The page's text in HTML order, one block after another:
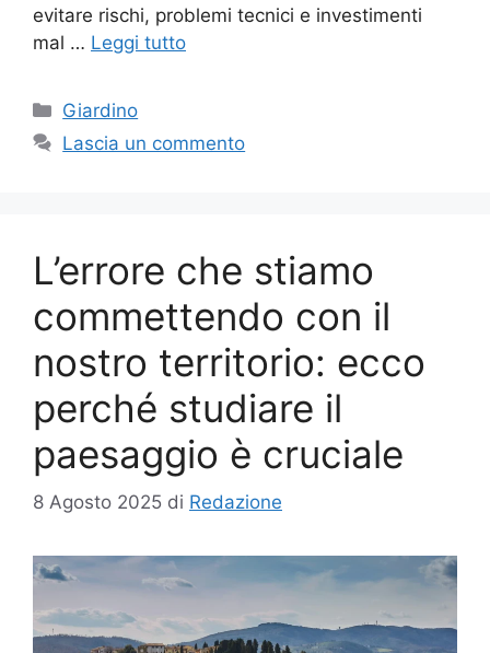
evitare rischi, problemi tecnici e investimenti
mal … Leggi tutto
Categorie
Giardino
Lascia un commento
L’errore che stiamo
commettendo con il
nostro territorio: ecco
perché studiare il
paesaggio è cruciale
8 Agosto 2025 di Redazione